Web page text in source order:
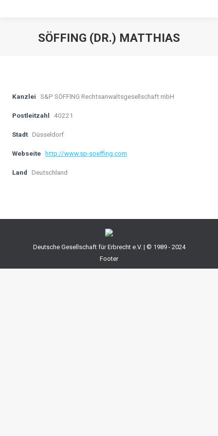
SÖFFING (DR.) MATTHIAS
Kanzlei S&P SÖFFING Rechtsanwaltsgesellschaft mbH
Postleitzahl 40221
Stadt Düsseldorf
Webseite http://www.sp-soeffing.com
Land Deutschland
Deutsche Gesellschaft für Erbrecht e.V. | © 1989 - 2024
Footer